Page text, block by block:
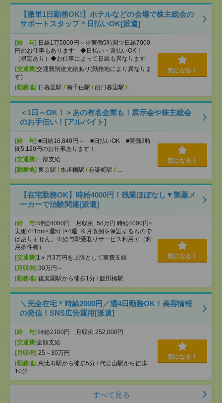
【激単1日勤務OK!】ホテルなどの会場で株主総会の
サポートスタッフ＊日払いOK[派遣]
[給 与] 日給1万5000円～※実働5時間で日給7000
円のお仕事もあります ◆日払い・週払いOK！
（規定あり）◆お仕事によって日給も異なります
[交通費]交通費別途支給あり(勤務地により異なりま
す)
[勤務地] 日暮里駅 / 南千住駅 / 西日暮里駅 / …
気になる！
＜1日～OK！＞あの有名企業も！展示会や株主総会
のお手伝い！[アルバイト]
[給 与] ■日給16,840円～ ■日払いOK ■実働3時
間5,120円のお仕事あります！
[交通費]一部支給
[勤務地] 東京駅 / 水道橋駅 / 有楽町駅 / …
気になる！
【在宅勤務OK】時給4000円！残業ほぼなし▼製薬メ
ーカーで治験関連[派遣]
[給 与] 時給4000円 月収例 58万円 時給4000円×
実働7h15m×週5日×4週 ※月収例を保証するもので
はありません。※給与即受取りサービス利用可（利
用条件有）
[交通費] 1ヶ月3万円を上限として実費支給
[月収例] 30万円～
[勤務地] 後楽園駅から徒歩1分 / 飯田橋駅
気になる！
＼完全在宅＊時給2000円／週4日勤務OK！美容情報
の発信！SNS広告運用[派遣]
[給 与] 時給2100円 月収例 252,000円
[交通費]全額支給
[月収例] 25～30万円
[勤務地] 恵比寿駅から徒歩5分 / 代官山駅から徒歩
10分
気になる！
すべて見る